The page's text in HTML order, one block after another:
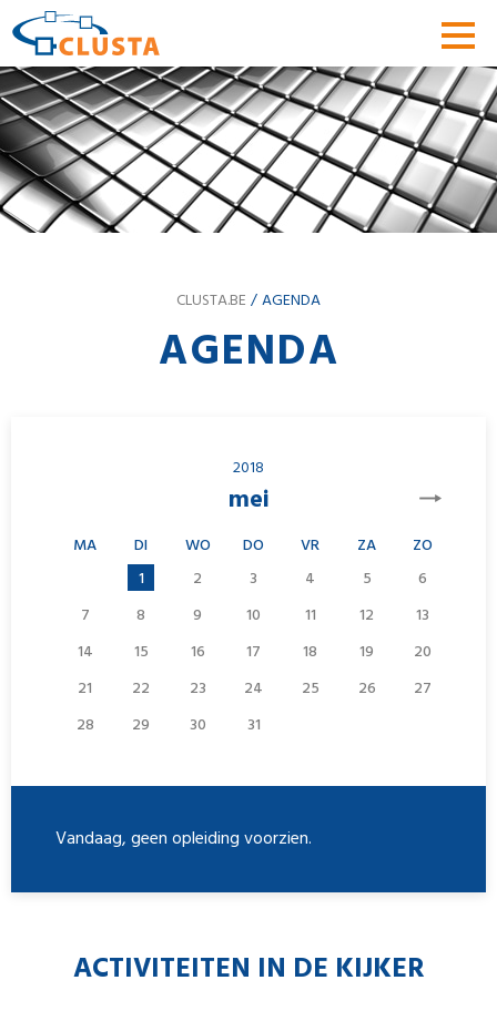
CLUSTA.BE AGENDA
AGENDA
2018
mei
MA DI WO DO VR ZA
ZO
1
2 3 4 5
6
7
8 9 10 11 12
13
14
15 16 17 18 19
20
21
22 23 24 25 26
27
28
29 30 31
Vandaag, geen opleiding voorzien.
ACTIVITEITEN IN DE KIJKER